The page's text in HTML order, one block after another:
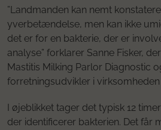
”Landmanden kan nemt
yverbetændelse, men kan ikke
det er for en bakterie, der er
analyse” forklarer Sanne Fisker,
Mastitis Milking Parlor Diagnostic
forretningsudvikler i virksomheden
I øjeblikket tager det typisk 12
der identificerer bakterien. Det får